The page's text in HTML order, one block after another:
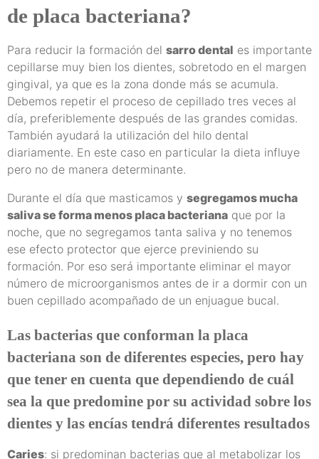
de placa bacteriana?
Para reducir la formación del sarro dental es importante
cepillarse muy bien los dientes, sobretodo en el margen
gingival, ya que es la zona donde más se acumula.
Debemos repetir el proceso de cepillado tres veces al
día, preferiblemente después de las grandes comidas.
También ayudará la utilización del hilo dental
diariamente. En este caso en particular la dieta influye
pero no de manera determinante.
Durante el día que masticamos y segregamos mucha
saliva se forma menos placa bacteriana que por la
noche, que no segregamos tanta saliva y no tenemos
ese efecto protector que ejerce previniendo su
formación. Por eso será importante eliminar el mayor
número de microorganismos antes de ir a dormir con un
buen cepillado acompañado de un enjuague bucal.
Las bacterias que conforman la placa
bacteriana son de diferentes especies, pero hay
que tener en cuenta que dependiendo de cuál
sea la que predomine por su actividad sobre los
dientes y las encías tendrá diferentes resultados
Caries: si predominan bacterias que al metabolizar los